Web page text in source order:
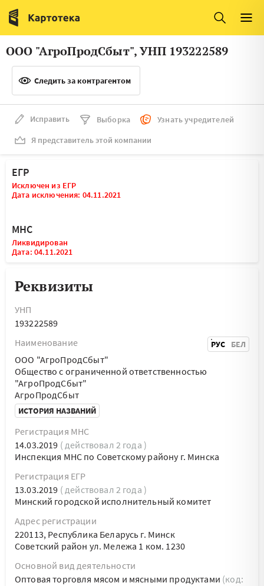
Италия
Люксембург
Литва
Нидерланды
ООО "АгроПродСбыт", УНП 193222589
Следить за контрагентом
Исправить Выборка
Узнать учредителей
Я представитель этой компании
ЕГР
Исключен из ЕГР
Дата исключения: 04.11.2021
МНС
Ликвидирован
Дата: 04.11.2021
Реквизиты
УНП
193222589
Наименование
РУС БЕЛ
ООО "АгроПродСбыт"
Общество с ограниченной ответственностью
"АгроПродСбыт"
АгроПродСбыт
ИСТОРИЯ НАЗВАНИЙ
Регистрация МНС
14.03.2019 ( действовал 2 года )
Инспекция МНС по Советскому району г. Минска
Регистрация ЕГР
13.03.2019 ( действовал 2 года )
Минский городской исполнительный комитет
Адрес регистрации
220113, Республика Беларусь г. Минск
Советский район ул. Мележа 1 ком. 1230
Основной вид деятельности
Оптовая торговля мясом и мясными продуктами (код: